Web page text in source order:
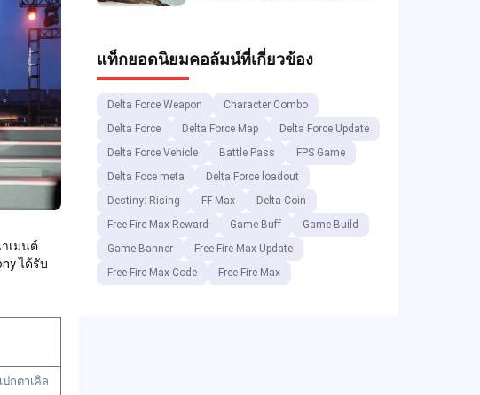
เมนต์
ได้รับ
กตาเคิล
แท็กยอดนิยมคอลัมน์ที่เกี่ยวข้อง
Delta Force Weapon
Character Combo
Delta Force
Delta Force Map
Delta Force Update
Delta Force Vehicle
Battle Pass
FPS Game
Delta Foce meta
Delta Force loadout
Destiny: Rising
FF Max
Delta Coin
Free Fire Max Reward
Game Buff
Game Build
Game Banner
Free Fire Max Update
Free Fire Max Code
Free Fire Max